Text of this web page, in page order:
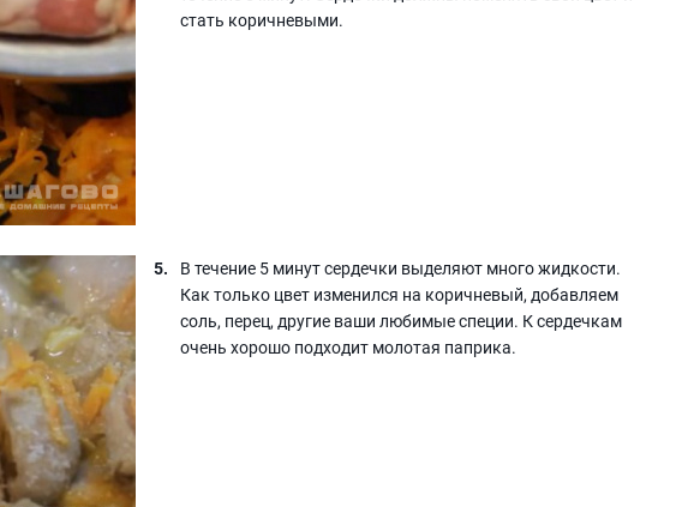
стать коричневыми.
В течение 5 минут сердечки выделяют много жидкости.
Как только цвет изменился на коричневый, добавляем
соль, перец, другие ваши любимые специи. К сердечкам
очень хорошо подходит молотая паприка.